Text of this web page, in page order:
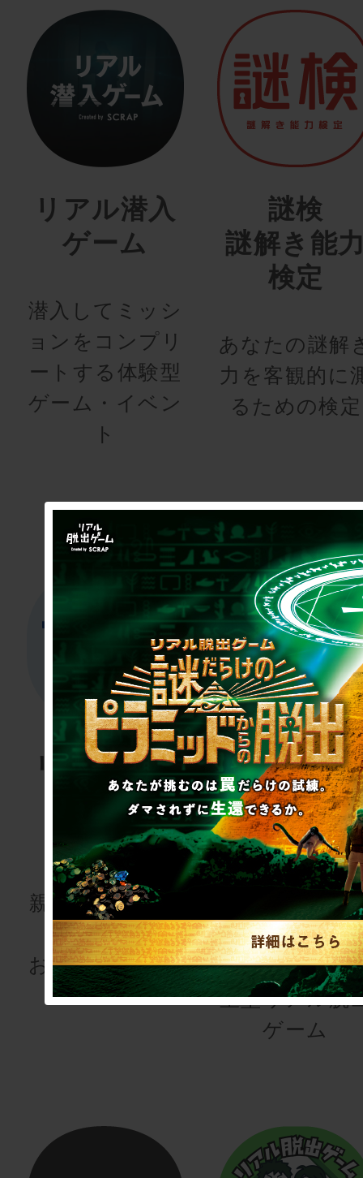
リアル潜入
ゲーム
潜入してミッシ
ョンをコンプリ
ートする体験型
ゲーム・イベン
ト
謎検
謎解き能
検定
あなたの謎解
力を客観的に
るための検定
リアル脱出
ゲーム
for kids
親子で楽しむ謎
解きを
お届けします！
リアル脱
ゲーム
研修・懇
会
研修用・懇親
用会議
室型リアル脱
ゲーム